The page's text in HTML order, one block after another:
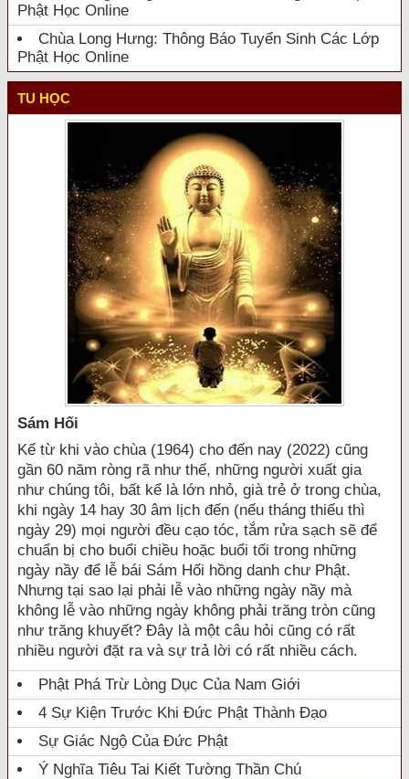
Phật Học Online
Chùa Long Hưng: Thông Báo Tuyển Sinh Các Lớp
Phật Học Online
TU HỌC
Sám Hối
Kể từ khi vào chùa (1964) cho đến nay (2022) cũng
gần 60 năm ròng rã như thế, những người xuất gia
như chúng tôi, bất kể là lớn nhỏ, già trẻ ở trong chùa,
khi ngày 14 hay 30 âm lịch đến (nếu tháng thiếu thì
ngày 29) mọi người đều cạo tóc, tắm rửa sạch sẽ để
chuẩn bị cho buổi chiều hoặc buổi tối trong những
ngày nầy để lễ bái Sám Hối hồng danh chư Phật.
Nhưng tại sao lại phải lễ vào những ngày nầy mà
không lễ vào những ngày không phải trăng tròn cũng
như trăng khuyết? Đây là một câu hỏi cũng có rất
nhiều người đặt ra và sự trả lời có rất nhiều cách.
Phật Phá Trừ Lòng Dục Của Nam Giới
4 Sự Kiện Trước Khi Đức Phật Thành Đạo
Sự Giác Ngộ Của Đức Phật
Ý Nghĩa Tiêu Tai Kiết Tường Thần Chú